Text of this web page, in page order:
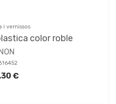
i vernissos
color roble
€